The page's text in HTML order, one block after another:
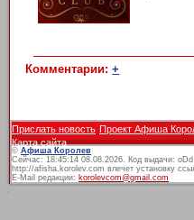
Комментарии:+
Прислать новость Проект Афиша
Карта сайта
© Афиша Королев
Сейчас: 18:45:14 08.08.2026. Код выдачи:
http://afisha.korolev.com влечет установку
E-Mail редакции: korolevcom@gmail.com